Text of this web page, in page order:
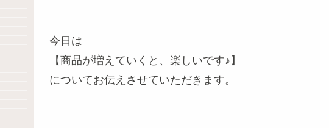
今日は
【商品が増えていくと、楽しいです♪】
についてお伝えさせていただきます。